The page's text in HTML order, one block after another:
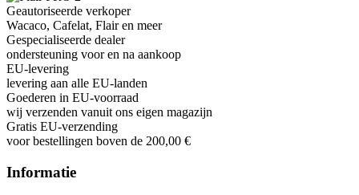
Geautoriseerde verkoper
Wacaco, Cafelat, Flair en meer
Gespecialiseerde dealer
ondersteuning voor en na aankoop
EU-levering
levering aan alle EU-landen
Goederen in EU-voorraad
wij verzenden vanuit ons eigen magazijn
Gratis EU-verzending
voor bestellingen boven de 200,00 €
Informatie